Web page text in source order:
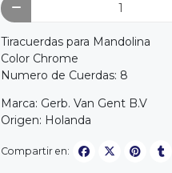
Tiracuerdas para Mandolina
Color Chrome
Numero de Cuerdas: 8
Marca: Gerb. Van Gent B.V
Origen: Holanda
Compartir en: